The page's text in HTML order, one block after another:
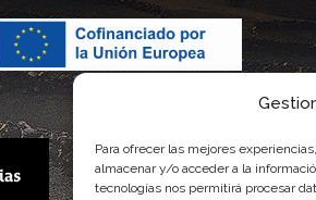
Para ofrecer las mejores
almacenar y/o acceder a la
tecnologías nos permitirá procesar